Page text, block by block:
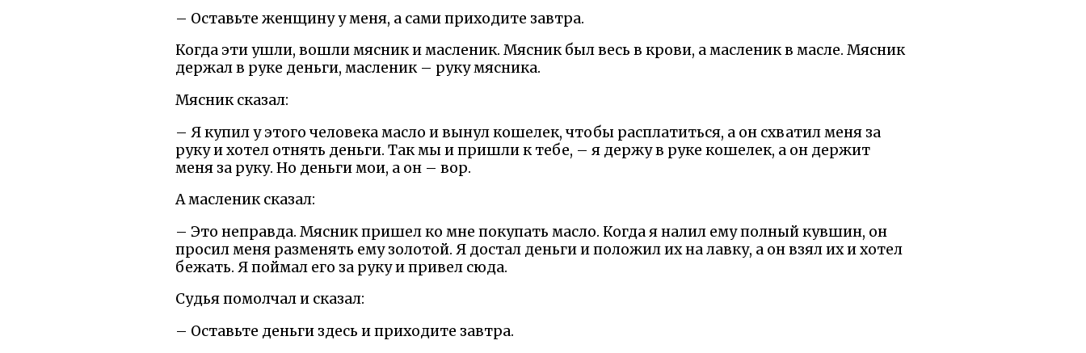
– Оставьте женщину у меня, а сами приходите завтра.
Когда эти ушли, вошли мясник и масленик. Мясник был весь в крови, а масленик в масле. Мясник
держал в руке деньги, масленик – руку мясника.
Мясник сказал:
– Я купил у этого человека масло и вынул кошелек, чтобы расплатиться, а он схватил меня за
руку и хотел отнять деньги. Так мы и пришли к тебе, – я держу в руке кошелек, а он держит
меня за руку. Но деньги мои, а он – вор.
А масленик сказал:
– Это неправда. Мясник пришел ко мне покупать масло. Когда я налил ему полный кувшин, он
просил меня разменять ему золотой. Я достал деньги и положил их на лавку, а он взял их и хотел
бежать. Я поймал его за руку и привел сюда.
Судья помолчал и сказал:
– Оставьте деньги здесь и приходите завтра.